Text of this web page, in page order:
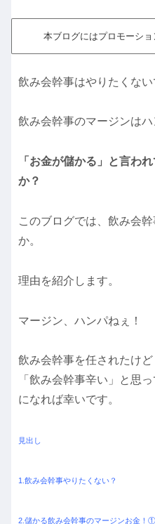
本ブログにはプロモーシ
飲み会幹事はやりたくない
飲み会幹事のマージンはハ
「お金が儲かる」と言わ
か？
このブログでは、飲み会
か。
理由を紹介します。
マージン、ハンパねぇ！
飲み会幹事を任されたけど
「飲み会幹事辛い」と思
になれば幸いです。
見出し
1.飲み会幹事やりたくない？
2.儲かる飲み会幹事のマージンお金！